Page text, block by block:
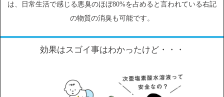
は、日常生活で感じる悪臭のほぼ80%を占めると言われている右記
の物質の消臭も可能です。
効果はスゴイ事はわかったけど・・・